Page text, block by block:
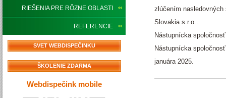
RIEŠENIA PRE RÔZNE OBLASTI
REFERENCIE
SVET WEBDISPEČINKU
ŠKOLENIE ZDARMA
Webdispečink mobile
zlúčením nasledovných
Slovakia s.r.o..
Nástupnícka
Nástupnícka
januára 2025.